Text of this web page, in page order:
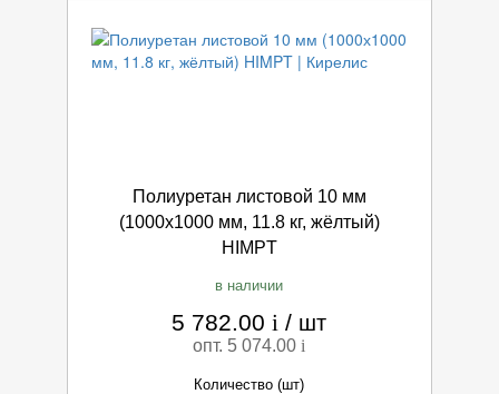
Полиуретан листовой 10 мм
(1000х1000 мм, 11.8 кг, жёлтый)
HIMPT
в наличии
5 782.00i / шт
опт. 5 074.00i
Количество (шт)